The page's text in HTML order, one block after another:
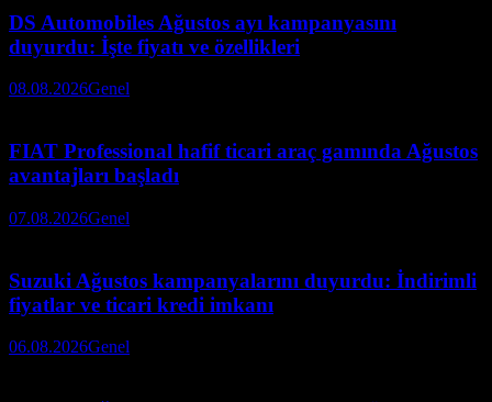
DS Automobiles Ağustos ayı kampanyasını
duyurdu: İşte fiyatı ve özellikleri
08.08.2026Genel
FIAT Professional hafif ticari araç gamında Ağustos
avantajları başladı
07.08.2026Genel
Suzuki Ağustos kampanyalarını duyurdu: İndirimli
fiyatlar ve ticari kredi imkanı
06.08.2026Genel